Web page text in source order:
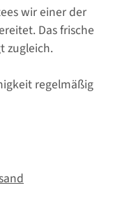
wir einer der
Das frische
zugleich.
regelmäßig